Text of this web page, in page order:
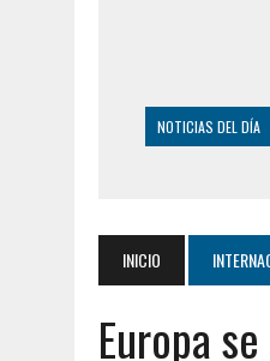
NOTICIAS DEL DÍA
2 AGOSTO, 2026 |
INICIO
Europa